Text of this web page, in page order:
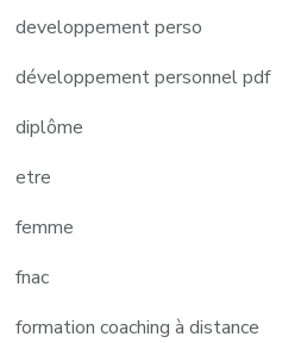
developpement perso
développement personnel pdf
diplôme
etre
femme
fnac
formation coaching à distance